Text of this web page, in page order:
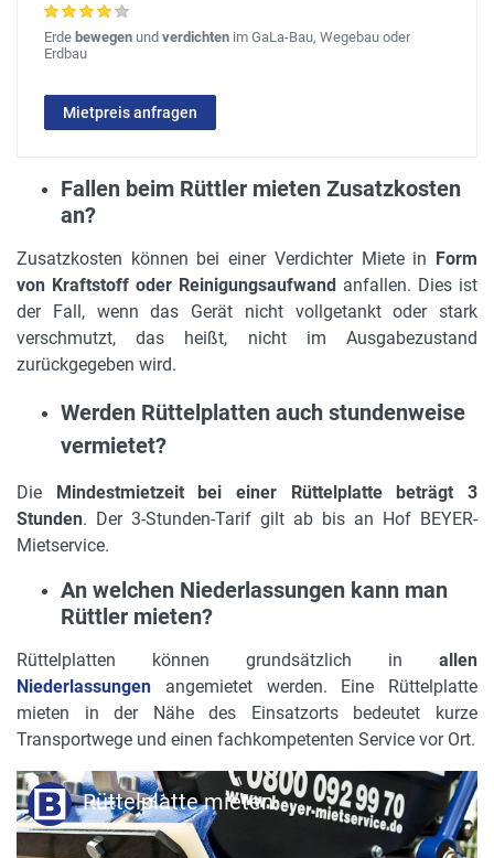
Erde bewegen und verdichten im GaLa-Bau, Wegebau oder
Erdbau
Mietpreis anfragen
Fallen beim Rüttler mieten Zusatzkosten
an?
Zusatzkosten können bei einer Verdichter Miete in Form
von Kraftstoff oder Reinigungsaufwand anfallen. Dies ist
der Fall, wenn das Gerät nicht vollgetankt oder stark
verschmutzt, das heißt, nicht im Ausgabezustand
zurückgegeben wird.
Werden Rüttelplatten auch stundenweise
vermietet?
Die Mindestmietzeit bei einer Rüttelplatte beträgt 3
Stunden. Der 3-Stunden-Tarif gilt ab bis an Hof BEYER-
Mietservice.
An welchen Niederlassungen kann man
Rüttler mieten?
Rüttelplatten können grundsätzlich in allen
Niederlassungen angemietet werden. Eine Rüttelplatte
mieten in der Nähe des Einsatzorts bedeutet kurze
Transportwege und einen fachkompetenten Service vor Ort.
Rüttelplatte mieten